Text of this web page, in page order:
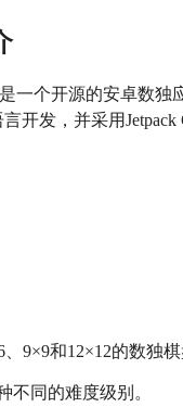
一个开源的安卓数独
言开发，并采用Jetpack
9×9和12×12的数独棋
不同的难度级别。